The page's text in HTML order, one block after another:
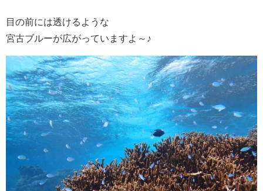
目の前には透けるような
宮古ブルーが広がっていますよ～♪